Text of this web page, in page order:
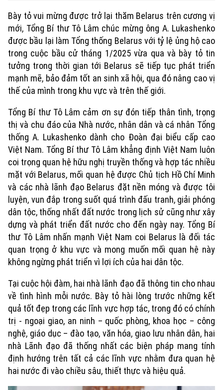
Bày tỏ vui mừng được trở lại thăm Belarus trên cương vị
mới, Tổng Bí thư Tô Lâm chúc mừng ông A. Lukashenko
được bầu lại làm Tổng thống Belarus với tỷ lệ ủng hộ cao
trong cuộc bầu cử tháng 1/2025 vừa qua và bày tỏ tin
tưởng trong thời gian tới Belarus sẽ tiếp tục phát triển
mạnh mẽ, bảo đảm tốt an sinh xã hội, qua đó nâng cao vị
thế của mình trong khu vực và trên thế giới.
Tổng Bí thư Tô Lâm cảm ơn sự đón tiếp thân tình, trọng
thị và chu đáo của Nhà nước, nhân dân và cá nhân Tổng
thống A. Lukashenko dành cho Đoàn đại biểu cấp cao
Việt Nam. Tổng Bí thư Tô Lâm khẳng định Việt Nam luôn
coi trọng quan hệ hữu nghị truyền thống và hợp tác nhiều
mặt với Belarus, mối quan hệ được Chủ tịch Hồ Chí Minh
và các nhà lãnh đạo Belarus đặt nền móng và được tôi
luyện, vun đắp trong suốt quá trình đấu tranh, giải phóng
dân tộc, thống nhất đất nước trong lịch sử cũng như xây
dựng và phát triển đất nước cho đến ngày nay. Tổng Bí
thư Tô Lâm nhấn mạnh Việt Nam coi Belarus là đối tác
quan trọng ở khu vực và mong muốn mối quan hệ này
không ngừng phát triển vì lợi ích của hai dân tộc.
Tại cuộc hội đàm, hai nhà lãnh đạo đã thông tin cho nhau
về tình hình mỗi nước. Bày tỏ hài lòng trước những kết
quả tốt đẹp trong các lĩnh vực hợp tác, trong đó có chính
trị - ngoại giao, an ninh – quốc phòng, khoa học – công
nghệ, giáo dục – đào tạo, văn hóa, giao lưu nhân dân, hai
nhà Lãnh đạo đã thống nhất các biện pháp mang tính
định hướng trên tất cả các lĩnh vực nhằm đưa quan hệ
hai nước đi vào chiều sâu, thiết thực và hiệu quả.